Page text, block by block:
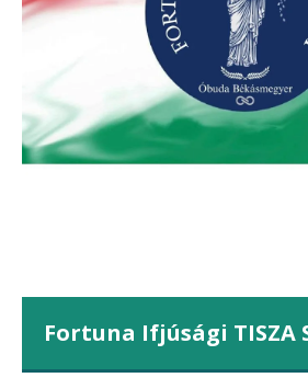
Fortuna Ifjúsági TISZA